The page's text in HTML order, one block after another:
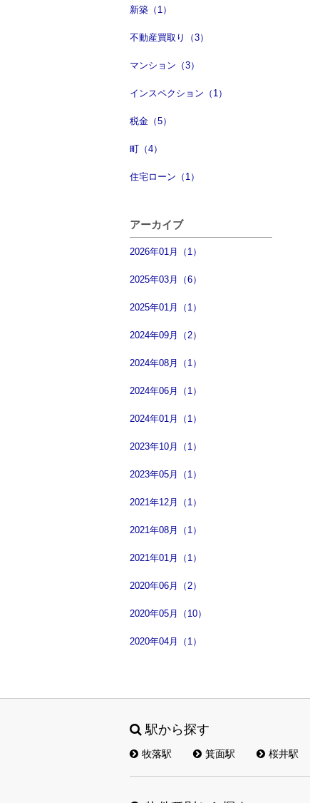
新築（1）
不動産買取り（3）
マンション（3）
インスペクション（1）
税金（5）
町（4）
住宅ローン（1）
アーカイブ
2026年01月（1）
2025年03月（6）
2025年01月（1）
2024年09月（2）
2024年08月（1）
2024年06月（1）
2024年01月（1）
2023年10月（1）
2023年05月（1）
2021年12月（1）
2021年08月（1）
2021年01月（1）
2020年06月（2）
2020年05月（10）
2020年04月（1）
駅から探す
牧落駅 箕面駅 桜井駅